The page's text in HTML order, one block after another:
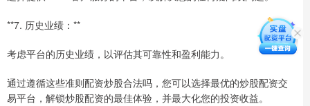
**7. 历史业绩：**
考虑平台的历史业绩，以评估其可靠性和盈利能力。
通过遵循这些准则配资炒股合法吗，您可以选择最优的炒股配资交
易平台，解锁炒股配资的最佳体验，并最大化您的投资收益。